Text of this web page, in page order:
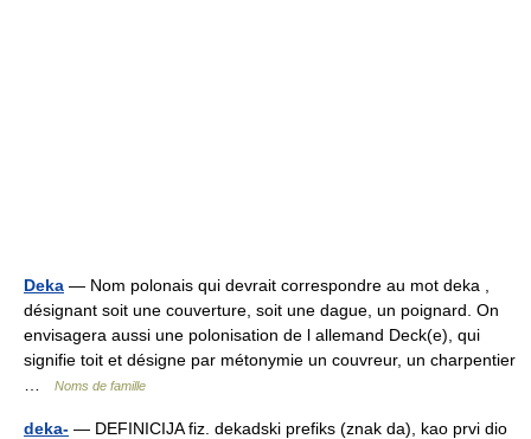
Deka — Nom polonais qui devrait correspondre au mot deka ,
désignant soit une couverture, soit une dague, un poignard. On
envisagera aussi une polonisation de l allemand Deck(e), qui
signifie toit et désigne par métonymie un couvreur, un charpentier
Noms de famille
deka- — DEFINICIJA fiz. dekadski prefiks (znak da), kao prvi dio